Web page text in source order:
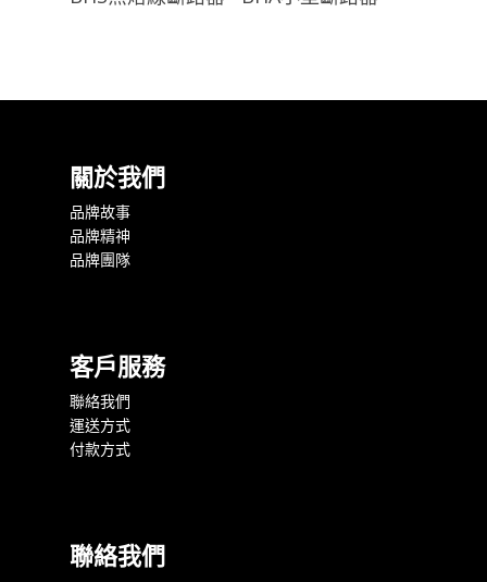
關於我們
品牌故事
品牌精神
品牌團隊
客戶服務
聯絡我們
運送方式
付款方式
聯絡我們